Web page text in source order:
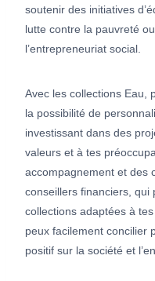
soutenir des initiatives
lutte contre la pauvreté
l’entrepreneuriat social.
Avec les collections Eau,
la possibilité de
investissant dans des
valeurs et à tes
accompagnement et des
conseillers financiers, qui
collections adaptées à
peux facilement concilier
positif sur la société et